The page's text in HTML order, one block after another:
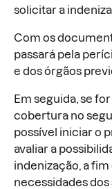
solicitar a
Com os
passará pela
e dos órgãos
Em seguida, se
cobertura no
possível iniciar o
avaliar a
indenização, a
necessidades